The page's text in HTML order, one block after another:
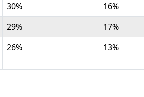
30%
16%
29%
17%
26% 13%